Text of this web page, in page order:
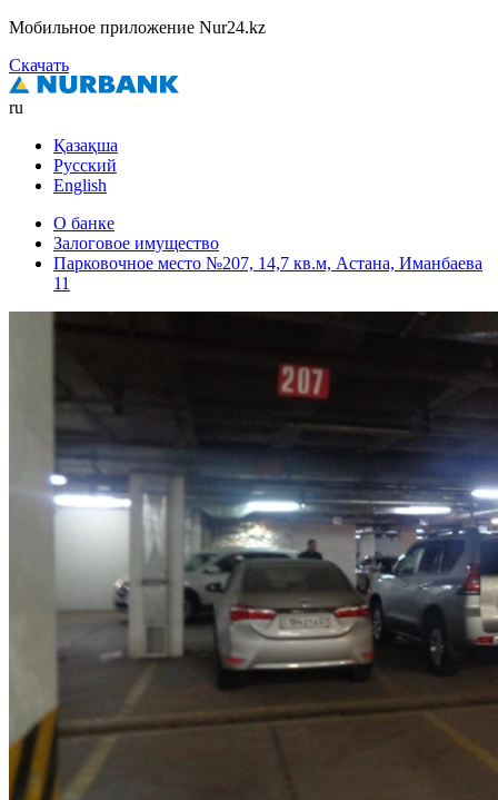
Мобильное приложение Nur24.kz
Скачать
ru
Қазақша
Русский
English
О банке
Залоговое имущество
Парковочное место №207, 14,7 кв.м, Астана, Иманбаева
11